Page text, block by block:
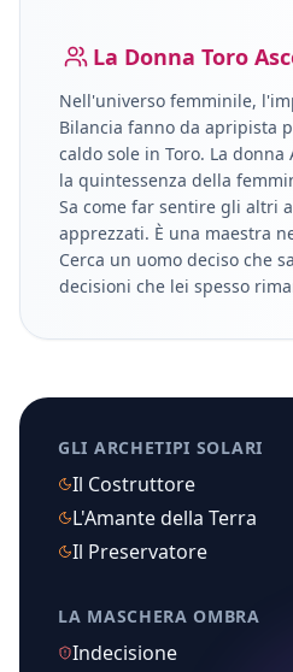
La Donna Toro
Nell'universo femminile,
Bilancia fanno da apripista
caldo sole in Toro. La donna
la quintessenza della
Sa come far sentire gli altri
apprezzati. È una maestra
Cerca un uomo deciso che
decisioni che lei spesso
GLI ARCHETIPI SOLARI
Il Costruttore
L'Amante della Terra
Il Preservatore
LA MASCHERA OMBRA
Indecisione